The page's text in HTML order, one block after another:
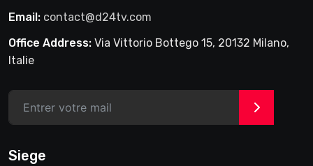
Email: contact@d24tv.com
Office Address: Via Vittorio Bottego 15, 20132 Milano,
Italie
>
Siege